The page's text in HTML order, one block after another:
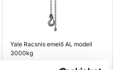
Yale Racsnis emelő AL modell
3000kg